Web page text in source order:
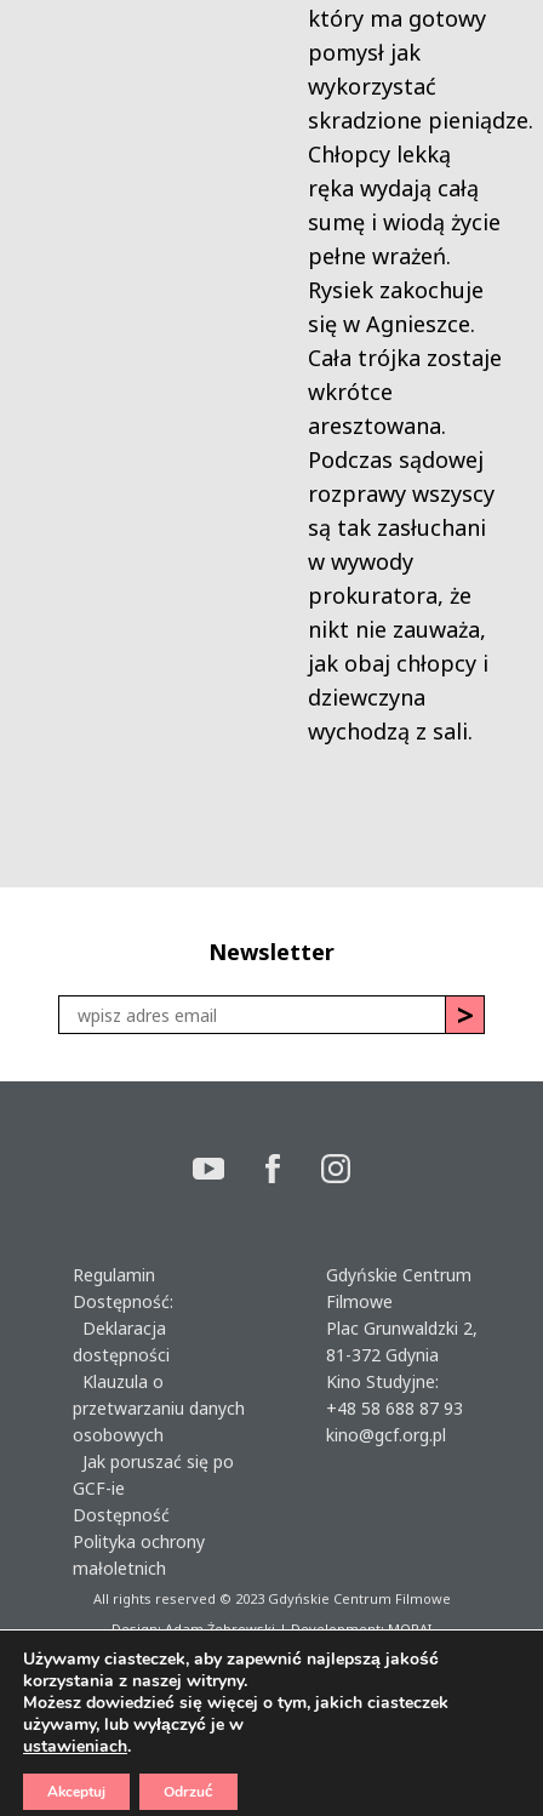
który ma gotowy
pomysł jak
wykorzystać
skradzione pieniądze.
Chłopcy lekką
ręka wydają całą
sumę i wiodą życie
pełne wrażeń.
Rysiek zakochuje
się w Agnieszce.
Cała trójka zostaje
wkrótce
aresztowana.
Podczas sądowej
rozprawy wszyscy
są tak zasłuchani
w wywody
prokuratora, że
nikt nie zauważa,
jak obaj chłopcy i
dziewczyna
wychodzą z sali.
Newsletter
Regulamin
Dostępność:
Deklaracja
dostępności
Klauzula o
przetwarzaniu danych
osobowych
Jak poruszać się po
GCF-ie
Dostępność
Polityka ochrony
małoletnich
Gdyńskie Centrum
Filmowe
Plac Grunwaldzki 2,
81-372 Gdynia
Kino Studyjne:
+48 58 688 87 93
kino@gcf.org.pl
All rights reserved © 2023Gdyńskie Centrum Filmowe
Design: Adam Żebrowski | Development:MORAI
Używamy ciasteczek, aby zapewnić najlepszą jakość
korzystania z naszej witryny.
Możesz dowiedzieć się więcej o tym, jakich ciasteczek
używamy, lub wyłączyć je w
ustawieniach.
Akceptuj Odrzuć